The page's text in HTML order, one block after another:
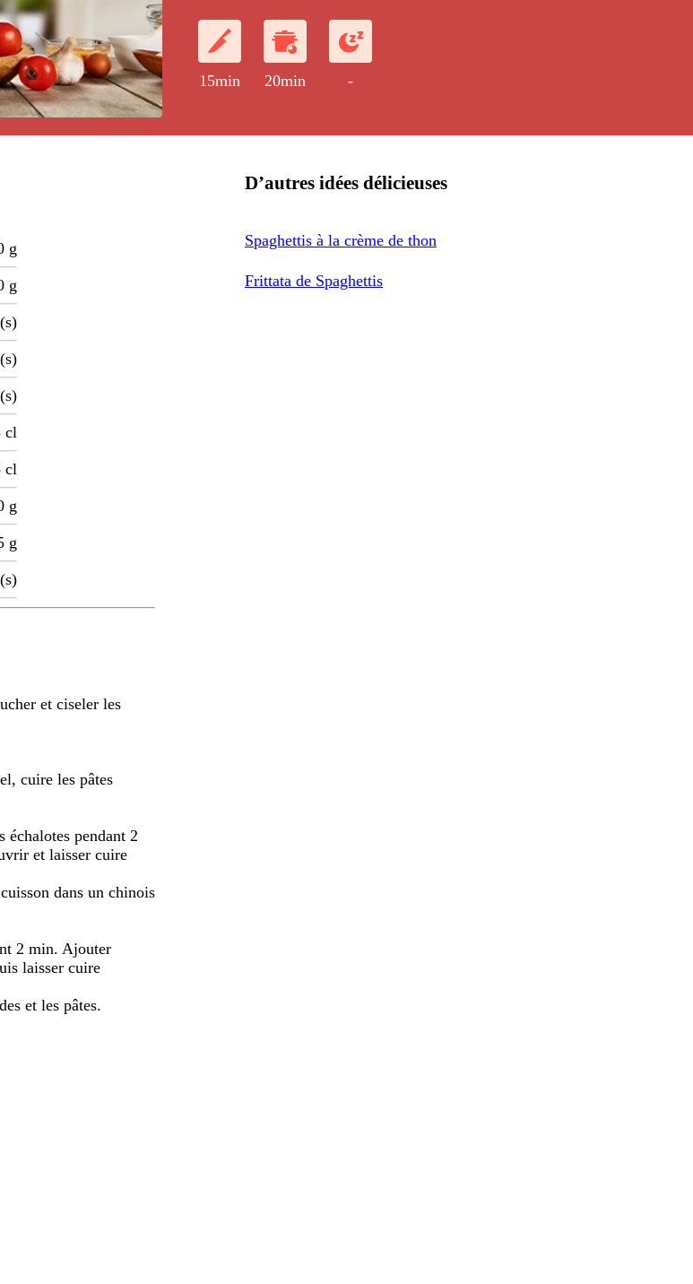
15min 20min -
g
g
cl
cl
g
g
et ciseler les
cuire les pâtes
pendant 2
et laisser cuire
dans un chinois
2 min. Ajouter
laisser cuire
et les pâtes.
D’autres idées délicieuses
Spaghettis à la crème de thon
Frittata de Spaghettis